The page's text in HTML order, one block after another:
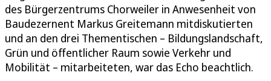
des Bürgerzentrums Chorweiler in Anwesenheit von
Baudezernent Markus Greitemann mitdiskutierten
und an den drei Thementischen – Bildungslandschaft,
Grün und öffentlicher Raum sowie Verkehr und
Mobilität – mitarbeiteten, war das Echo beachtlich.